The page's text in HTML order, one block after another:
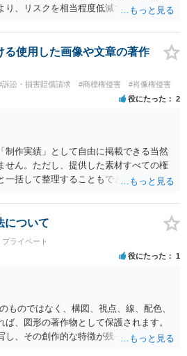
り、リスクを相当程度低減できる設計に
判で争われた場合に「専ら顧客吸引力の
れる余地を残すため、一定の注意が必要
は、侵害判断に一定の影響を与える可能
はありません。 パブリシティ権侵害の
力の利用を目的とするか」という点で判
ことは「商業的目的」を強く示す要素で
となるわけではありません。完全無償・
」「創作物」としての側面が強く評価さ
、広告収益がある場合は「商業利用」と
が高まる可能性があります。 公開前に変
は、公開の場でアドバイスするにも限
等を持参の上、弁護士に相談されること
る使用した画像や文章の著作
訴訟・損害賠償請求 #商標権侵害 #肖像権侵害
役にたった 2
制作実績」として自由に掲載できる当然
せん。ただし、提供した素材すべての権
一括して整理することもできません。 ご
ランド名、文字主体のロゴ、商品情報、
ンセプトなどは、通常、著作物には当た
自の図形やイラスト等が含まれる場合に
る可能性があります。 また、人物写真
関する権利は被写体本人に帰属します
ェブサイト全体に当然に著作権が生じる
ナーが独自に制作したイラストやバナー
ウトや配色、依頼者から提供された素
には、通常、著作物性は認められにく
な画面構成の一部に創作性が認められ
限られ、ご相談者の写真や文章等を制作
について
ライベート
役にたった 1
のではなく、構図、視点、線、配色、
、図形の著作物として保護されます。
し、その創作的な特徴が残っていれば、